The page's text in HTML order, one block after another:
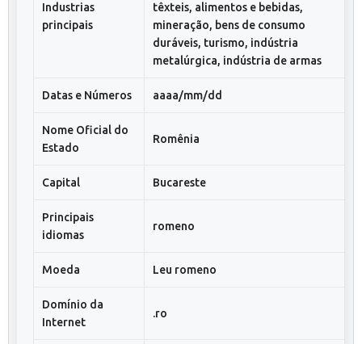
Industrias
principais
têxteis, alimentos e bebidas,
mineração, bens de consumo
duráveis, turismo, indústria
metalúrgica, indústria de armas
Datas e Números aaaa/mm/dd
Nome Oficial do
Estado
Romênia
Capital Bucareste
Principais
idiomas
romeno
Moeda Leu romeno
Domínio da
Internet
.ro